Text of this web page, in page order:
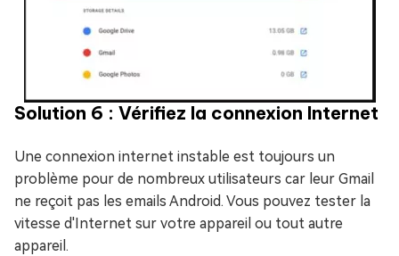
Solution 6 : Vérifiez la connexion Internet
Une connexion internet instable est toujours un
problème pour de nombreux utilisateurs car leur Gmail
ne reçoit pas les emails Android. Vous pouvez tester la
vitesse d'Internet sur votre appareil ou tout autre
appareil.